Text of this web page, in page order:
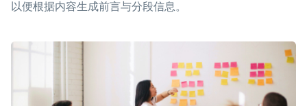
以便根据内容生成前言与分段信息。